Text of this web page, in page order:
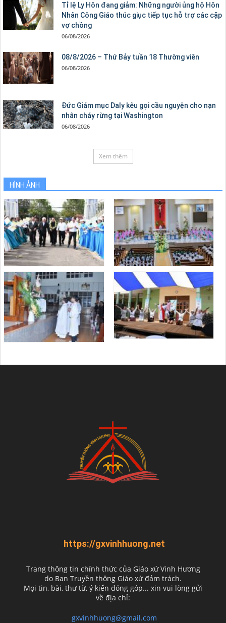
Tỉ lệ Ly Hôn đang giảm: Những người ủng hộ Hôn
Nhân Công Giáo thúc giục tiếp tục hỗ trợ các cặp
vợ chồng
06/08/2026
08/8/2026 – Thứ Bảy tuần 18 Thường viên
06/08/2026
Đức Giám mục Daly kêu gọi cầu nguyện cho nạn
nhân cháy rừng tại Washington
06/08/2026
Xem thêm
HÌNH ẢNH
https://gxvinhhuong.net
Trang thông tin chính thức của Giáo xứ Vinh Hương
do Ban Truyền thông Giáo xứ đảm trách.
Mọi tin, bài, thư từ, ý kiến đóng góp... xin vui lòng gửi
về địa chỉ:
gxvinhhuong@gmail.com